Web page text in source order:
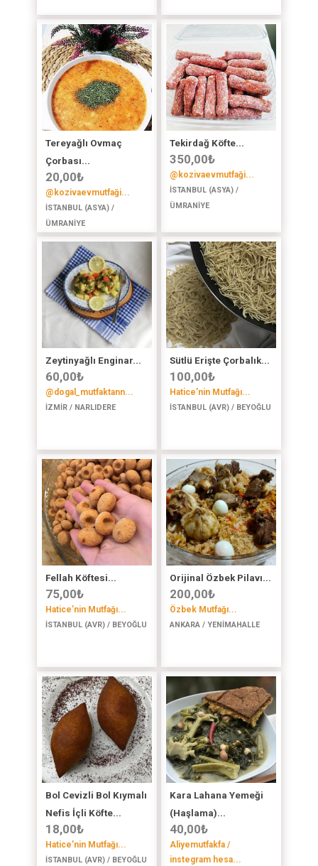
Tereyağlı Ovmaç
Çorbası...
20,00₺
@kozivaevmutfaği...
İSTANBUL (ASYA) /
ÜMRANİYE
Tekirdağ Köfte...
350,00₺
@kozivaevmutfaği...
İSTANBUL (ASYA) /
ÜMRANİYE
Zeytinyağlı Enginar...
60,00₺
@dogal_mutfaktann...
İZMİR / NARLIDERE
Sütlü Erişte Çorbalık...
100,00₺
Hatice’nin Mutfağı...
İSTANBUL (AVR) / BEYOĞLU
Fellah Köftesi...
75,00₺
Hatice’nin Mutfağı...
İSTANBUL (AVR) / BEYOĞLU
Orijinal Özbek Pilavı...
200,00₺
Özbek Mutfağı...
ANKARA / YENİMAHALLE
Bol Cevizli Bol Kıymalı
Nefis İçli Köfte...
18,00₺
Hatice’nin Mutfağı...
İSTANBUL (AVR) / BEYOĞLU
Kara Lahana Yemeği
(Haşlama)...
40,00₺
Aliyemutfakfa /
instegram hesa...